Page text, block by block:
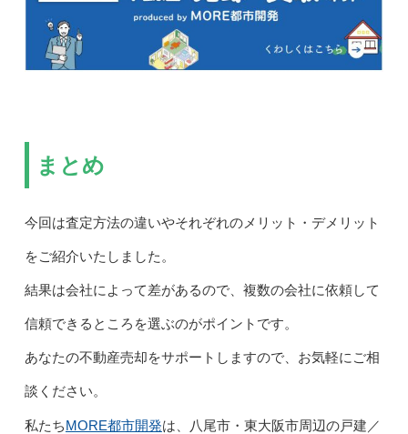
まとめ
今回は査定方法の違いやそれぞれのメリット・デメリット
をご紹介いたしました。
結果は会社によって差があるので、複数の会社に依頼して
信頼できるところを選ぶのがポイントです。
あなたの不動産売却をサポートしますので、お気軽にご相
談ください。
私たちMORE都市開発は、八尾市・東大阪市周辺の戸建／